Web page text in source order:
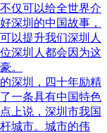
仅可以给全世界介
深圳的中国故事，
以提升我们深圳人
深圳人都会因为这
。
深圳，四十年励精
一条具有中国特色
上说，深圳市我国
城市。城市的伟